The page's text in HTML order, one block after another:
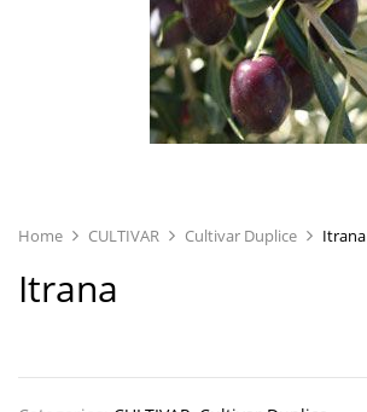
Home CULTIVAR Cultivar Duplice Itrana
Itrana